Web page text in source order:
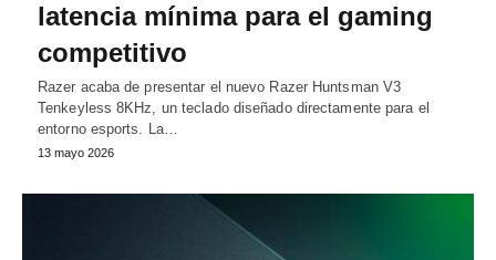
latencia mínima para el gaming
competitivo
Razer acaba de presentar el nuevo Razer Huntsman V3
Tenkeyless 8KHz, un teclado diseñado directamente para el
entorno esports. La…
13 mayo 2026